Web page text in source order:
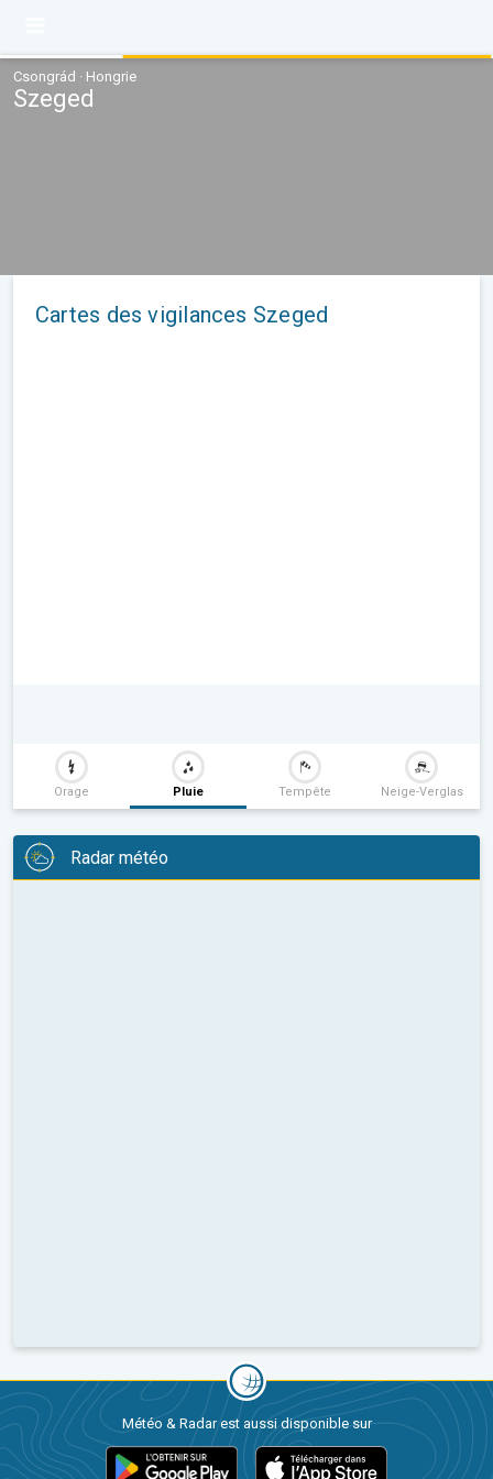
Csongrád · Hongrie
Szeged
Cartes des vigilances Szeged
Orage Pluie Tempête Neige-Verglas
Radar météo
Météo & Radar est aussi disponible sur